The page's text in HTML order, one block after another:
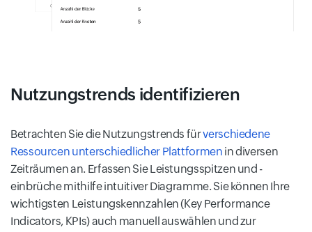
Nutzungstrends identifizieren
Betrachten Sie die Nutzungstrends fürverschiedene
Ressourcen unterschiedlicher Plattformen in diversen
Zeiträumen an. Erfassen Sie Leistungsspitzen und -
einbrüche mithilfe intuitiver Diagramme. Sie können Ihre
wichtigsten Leistungskennzahlen (Key Performance
Indicators, KPIs) auch manuell auswählen und zur